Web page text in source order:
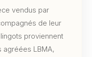
vendus par
de leur
proviennent
LBMA,